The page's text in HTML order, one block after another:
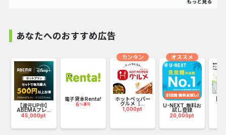
豊富な宿泊施設、フライト、遊び・体験の選択肢とお得なプ
多様な旅行ニーズに対応いたします。
あなたへのおすすめ広告
【還元UP中】
ABEMAプレ...
45,000pt
電子貸本Renta!
6 %還元
ホットペッパー
グルメ［...
1,000pt
カンタン
U-NEXT_無料お
試し登録
20,000pt
オススメ